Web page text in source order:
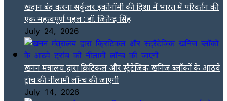
खदान बंद करना सर्कुलर इकोनॉमी की दिशा में भारत में परिवर्तन की
एक महत्वपूर्ण पहल : डॉ. जितेन्द्र सिंह
July 24, 2026
खनन मंत्रालय द्वारा क्रिटिकल और स्ट्रैटेजिक खनिज ब्लॉकों के आठवे
ट्रांच की नीलामी लॉन्च की जाएगी
July 14, 2026